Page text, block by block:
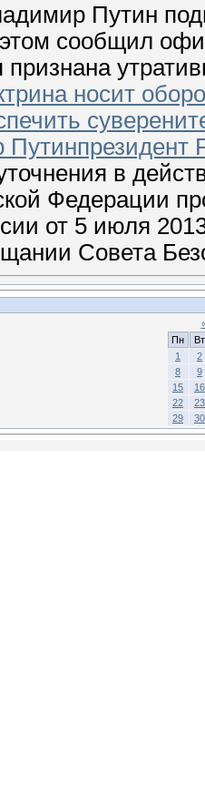
Путин
сообщил
признана
носит
Путинпрезидент
в
Федерации
от 5 июля
Совета
Пн
Вт
1
2
8
9
15
16
22
23
29
30